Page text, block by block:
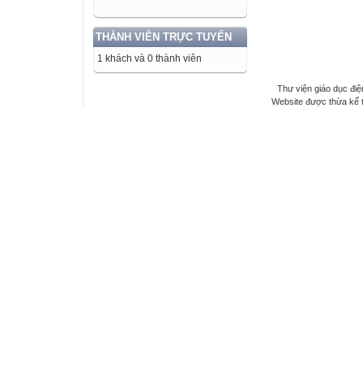
THÀNH VIÊN TRỰC TUYẾN
1 khách và 0 thành viên
Thư viện giáo dục
Website được thừa kế